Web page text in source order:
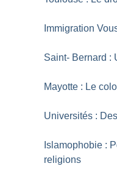
Immigration
Saint- Bernard :
Mayotte : Le
Universités :
Islamophobie :
religions